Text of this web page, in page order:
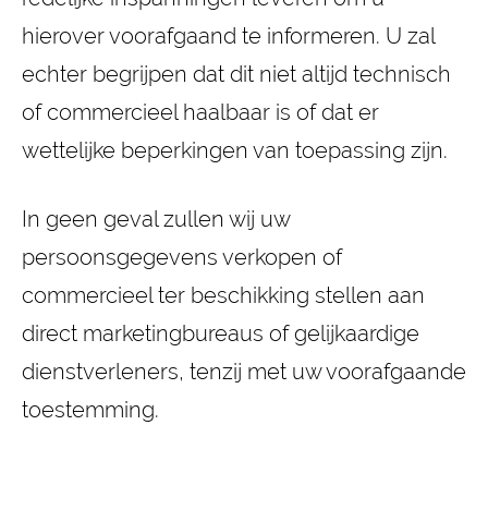
hierover voorafgaand te informeren. U zal
echter begrijpen dat dit niet altijd technisch
of commercieel haalbaar is of dat er
wettelijke beperkingen van toepassing zijn.
In geen geval zullen wij uw
persoonsgegevens verkopen of
commercieel ter beschikking stellen aan
direct marketingbureaus of gelijkaardige
dienstverleners, tenzij met uw voorafgaande
toestemming.